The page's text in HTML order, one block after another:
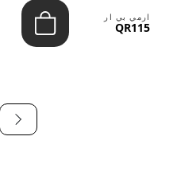
ارمي بي ار
QR115